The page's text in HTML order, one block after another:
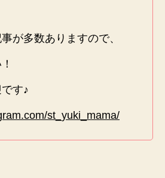
が多数ありますので、
す♪
st_yuki_mama/